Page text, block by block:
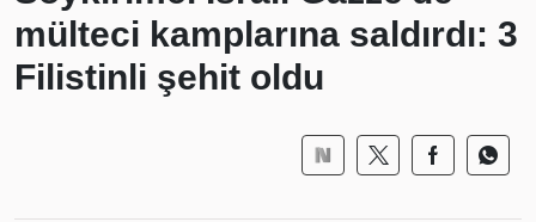
mülteci kamplarına saldırdı: 3
Filistinli şehit oldu